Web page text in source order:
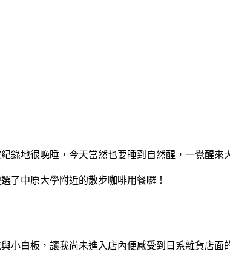
地很晚睡，今天當然也要睡到自然醒，一覺醒來
了中原大學附近的散步咖啡用餐囉！
小白板，讓我尚未進入店內便感受到日系雜貨店面